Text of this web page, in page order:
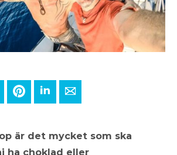
Google+ PinterestLinkedInE-mail
är det mycket som ska
ha choklad eller